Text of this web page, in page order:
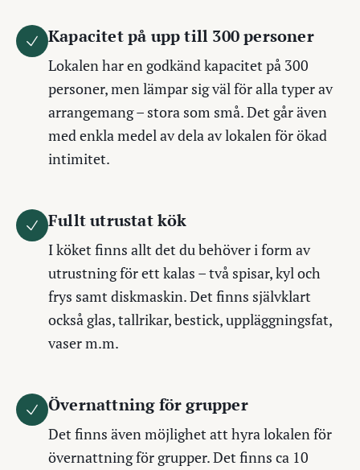
Kapacitet på upp till 300 personer
Lokalen har en godkänd kapacitet på 300
personer, men lämpar sig väl för alla typer av
arrangemang – stora som små. Det går även
med enkla medel av dela av lokalen för ökad
intimitet.
Fullt utrustat kök
I köket finns allt det du behöver i form av
utrustning för ett kalas – två spisar, kyl och
frys samt diskmaskin. Det finns självklart
också glas, tallrikar, bestick, uppläggningsfat,
vaser m.m.
Övernattning för grupper
Det finns även möjlighet att hyra lokalen för
övernattning för grupper. Det finns ca 10